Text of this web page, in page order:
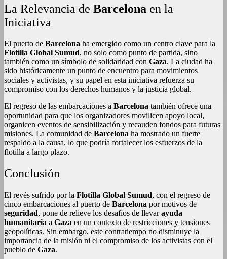
La Relevancia de Barcelona en la
Iniciativa
El puerto de Barcelona ha emergido como un centro clave para la
Flotilla Global Sumud, no solo como punto de partida, sino
también como un símbolo de solidaridad con Gaza. La ciudad ha
sido históricamente un punto de encuentro para movimientos
sociales y activistas, y su papel en esta iniciativa refuerza su
compromiso con los derechos humanos y la justicia global.
El regreso de las embarcaciones a Barcelona también ofrece una
oportunidad para que los organizadores movilicen apoyo local,
organicen eventos de sensibilización y recauden fondos para futuras
misiones. La comunidad de Barcelona ha mostrado un fuerte
respaldo a la causa, lo que podría fortalecer los esfuerzos de la
flotilla a largo plazo.
Conclusión
El revés sufrido por la Flotilla Global Sumud, con el regreso de
cinco embarcaciones al puerto de Barcelona por motivos de
seguridad, pone de relieve los desafíos de llevarayuda
humanitaria a Gaza en un contexto de restricciones y tensiones
geopolíticas. Sin embargo, este contratiempo no disminuye la
importancia de la misión ni el compromiso de los activistas con el
pueblo de Gaza.